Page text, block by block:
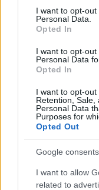
consent section.
I want to opt-
Personal Data.
Opted In
I want to opt-
Personal Data
Opted In
I want to opt-out
Retention, Sale,
Personal Data
Purposes for
Opted Out
Google consents
I want to allow
related to
Condividi
F
a
ce
b
o
o
k
T
w
it
te
r